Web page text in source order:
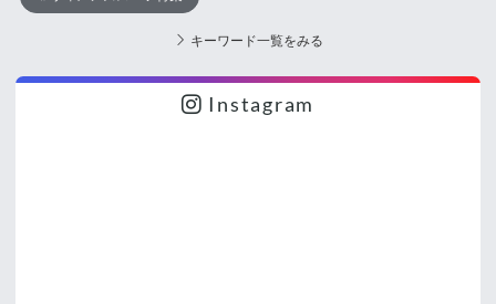
キーワード一覧をみる
Instagram